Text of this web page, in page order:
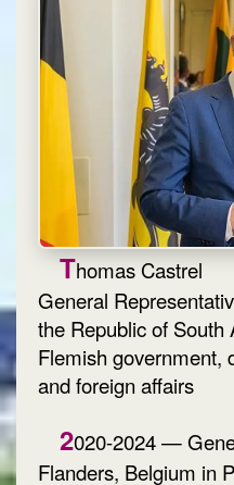
Thomas Castrel
General
the Republic of South
Flemish government,
and foreign affairs
2020-2024 —
Flanders, Belgium in